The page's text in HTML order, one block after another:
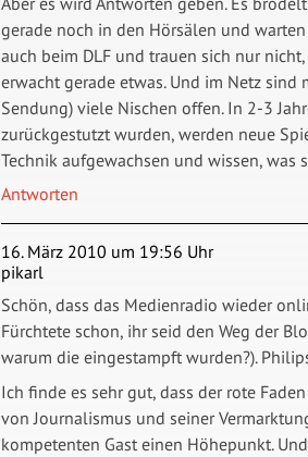
gerade noch in den Hörsälen und
auch beim DLF und trauen sich nur
erwacht gerade etwas. Und im Netz sind
Sendung) viele Nischen offen. In 2-3
zurückgestutzt wurden, werden neue
Technik aufgewachsen und wissen, was
Antworten
16. März 2010 um 19:56 Uhr
pikarl
Schön, dass das Medienradio wieder
Fürchtete schon, ihr seid den Weg der
warum die eingestampft wurden?).
Ich finde es sehr gut, dass der rote
von Journalismus und seiner
kompetenten Gast einen Höhepunkt.